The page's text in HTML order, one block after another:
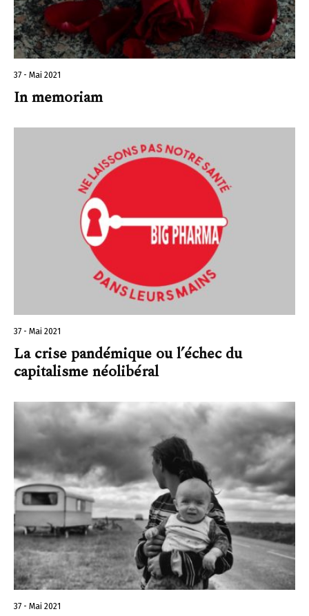
37 - Mai 2021
In memoriam
37 - Mai 2021
La crise pandémique ou l’échec du
capitalisme néolibéral
37 - Mai 2021